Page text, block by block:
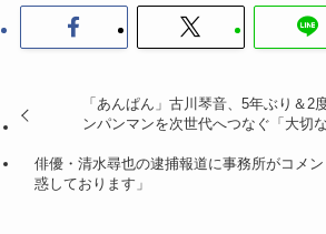
「あんぱん」古川琴音、5年ぶり＆
ンパンマンを次世代へつなぐ「大切な
俳優・清水尋也の逮捕報道に事務所がコメ
惑しております」